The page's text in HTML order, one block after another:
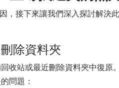
接下來讓我們深入探討解決
除資料夾
收站或最近刪除資料夾中復原
問題：